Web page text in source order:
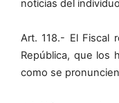
noticias del
Art. 118.- El Fiscal
República, que los
como se